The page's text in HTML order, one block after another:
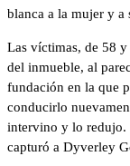
blanca a la mujer y a
Las víctimas, de 58
del inmueble, al
fundación en la que
conducirlo
intervino y lo redujo.
capturó a Dyverley